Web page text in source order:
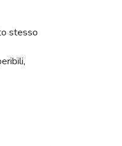
stesso